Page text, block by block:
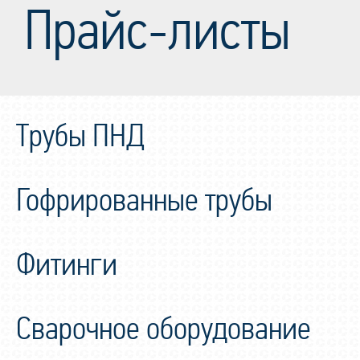
Прайс-листы
Трубы ПНД
Гофрированные трубы
Фитинги
Сварочное оборудование